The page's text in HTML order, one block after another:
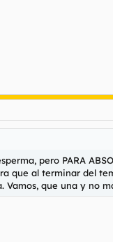
pero PARA
que al terminar del
que una y no